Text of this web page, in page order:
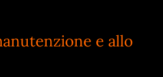
e allo